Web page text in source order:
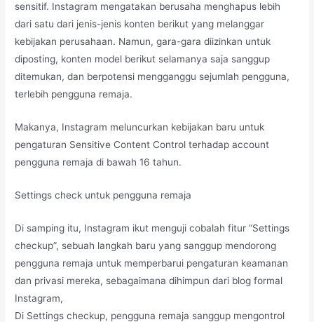
sensitif. Instagram mengatakan berusaha menghapus lebih
dari satu dari jenis-jenis konten berikut yang melanggar
kebijakan perusahaan. Namun, gara-gara diizinkan untuk
diposting, konten model berikut selamanya saja sanggup
ditemukan, dan berpotensi mengganggu sejumlah pengguna,
terlebih pengguna remaja.
Makanya, Instagram meluncurkan kebijakan baru untuk
pengaturan Sensitive Content Control terhadap account
pengguna remaja di bawah 16 tahun.
Settings check untuk pengguna remaja
Di samping itu, Instagram ikut menguji cobalah fitur “Settings
checkup”, sebuah langkah baru yang sanggup mendorong
pengguna remaja untuk memperbarui pengaturan keamanan
dan privasi mereka, sebagaimana dihimpun dari blog formal
Instagram,
Di Settings checkup, pengguna remaja sanggup mengontrol